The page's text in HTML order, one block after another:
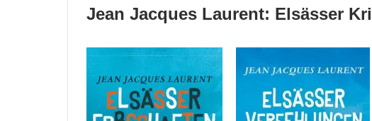
Jean Jacques Laurent: Elsässer